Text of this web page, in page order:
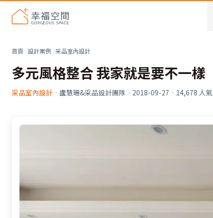
首頁 設計案例 采品室內設計
多元風格整合 我家就是要不一樣
采品室內設計 · 盧慧珊&采品設計團隊 · 2018-09-27 · 14,678 人氣